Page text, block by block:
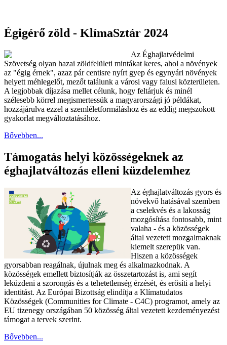
Égigérő zöld - KlímaSztár 2024
Az Éghajlatvédelmi
Szövetség olyan hazai zöldfelületi mintákat keres, ahol a növények
az "égig érnek", azaz pár centisre nyírt gyep és egynyári növények
helyett méhlegelőt, mezőt találunk a városi vagy falusi közterületen.
A legjobbak díjazása mellet célunk, hogy feltárjuk és minél
szélesebb körrel megismertessük a magyarországi jó példákat,
hozzájárulva ezzel a szemléletformáláshoz és az eddig megszokott
gyakorlat megváltoztatásához.
Bővebben...
Támogatás helyi közösségeknek az
éghajlatváltozás elleni küzdelemhez
Az éghajlatváltozás gyors és
növekvő hatásával szemben
a cselekvés és a lakosság
mozgósítása fontosabb, mint
valaha - és a közösségek
által vezetett mozgalmaknak
kiemelt szerepük van.
Hiszen a közösségek
gyorsabban reagálnak, újulnak meg és alkalmazkodnak. A
közösségek emellett biztosítják az összetartozást is, ami segít
leküzdeni a szorongás és a tehetetlenség érzését, és erősíti a helyi
identitást. Az Európai Bizottság elindítja a Klímatudatos
Közösségek (Communities for Climate - C4C) programot, amely az
EU tizenegy országában 50 közösség által vezetett kezdeményezést
támogat a tervek szerint.
Bővebben...